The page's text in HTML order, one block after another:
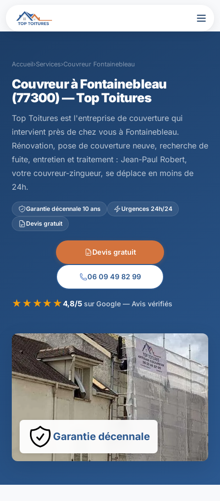
Accueil›Services›Couvreur Fontainebleau
Couvreur à Fontainebleau
(77300) — Top Toitures
Top Toitures est l'entreprise de couverture qui
intervient près de chez vous à Fontainebleau.
Rénovation, pose de couverture neuve, recherche de
fuite, entretien et traitement : Jean-Paul Robert,
votre couvreur-zingueur, se déplace en moins de
24h.
Garantie décennale 10 ans
Urgences 24h/24
Devis gratuit
Devis gratuit
06 09 49 82 99
★★★★★4,8/5sur Google — Avis vérifiés
Garantie décennale